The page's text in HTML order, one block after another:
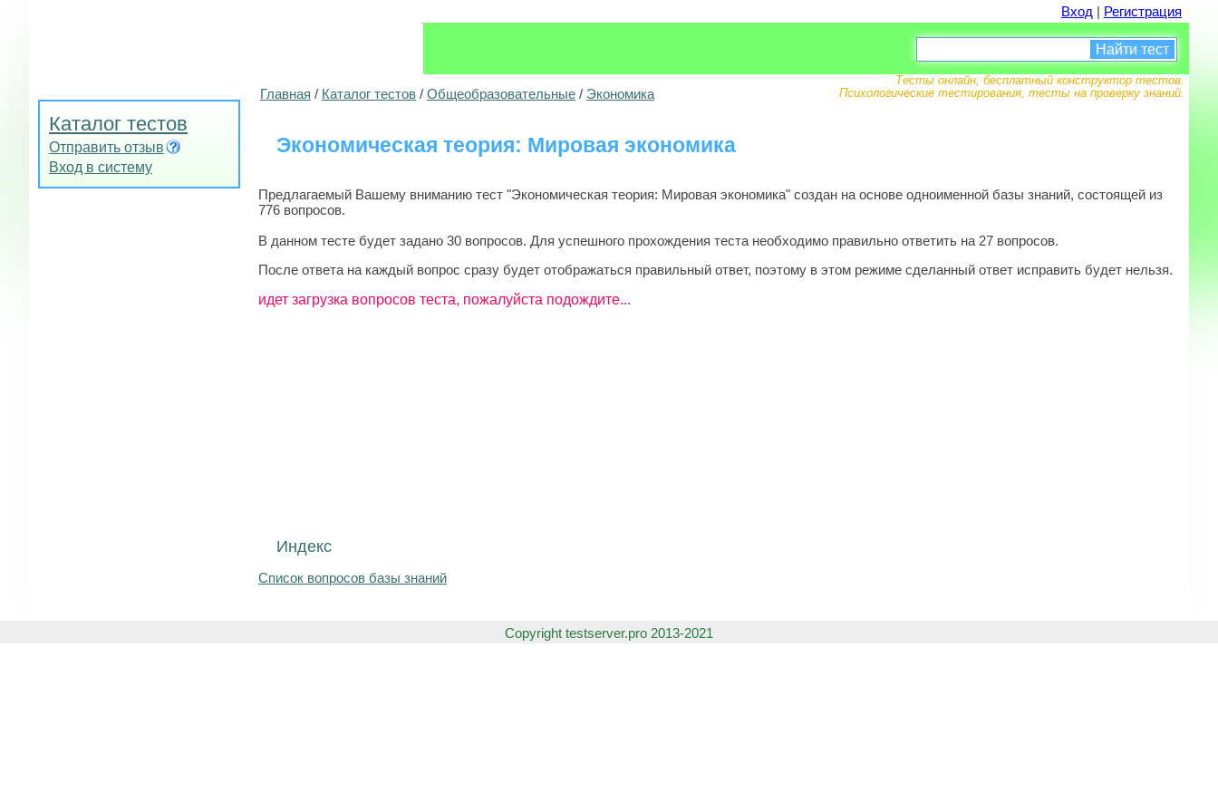
Вход | Регистрация
Тесты онлайн, бесплатный конструктор тестов.
Психологические тестирования, тесты на проверку знаний.
Найти тест
Каталог тестов
Отправить отзыв
Вход в систему
Главная / Каталог тестов / Общеобразовательные / Экономика
Экономическая теория: Мировая экономика
Предлагаемый Вашему вниманию тест "Экономическая теория: Мировая экономика" создан на основе одноименной базы знаний, состоящей из
776 вопросов.
В данном тесте будет задано 30 вопросов. Для успешного прохождения теста необходимо правильно ответить на 27 вопросов.
После ответа на каждый вопрос сразу будет отображаться правильный ответ, поэтому в этом режиме сделанный ответ исправить будет нельзя.
идет загрузка вопросов теста, пожалуйста подождите...
Индекс
Список вопросов базы знаний
Copyright testserver.pro 2013-2021